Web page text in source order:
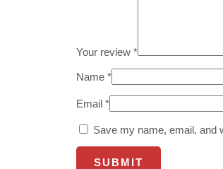
Your review*
Name*
Email*
Save my name, email, and